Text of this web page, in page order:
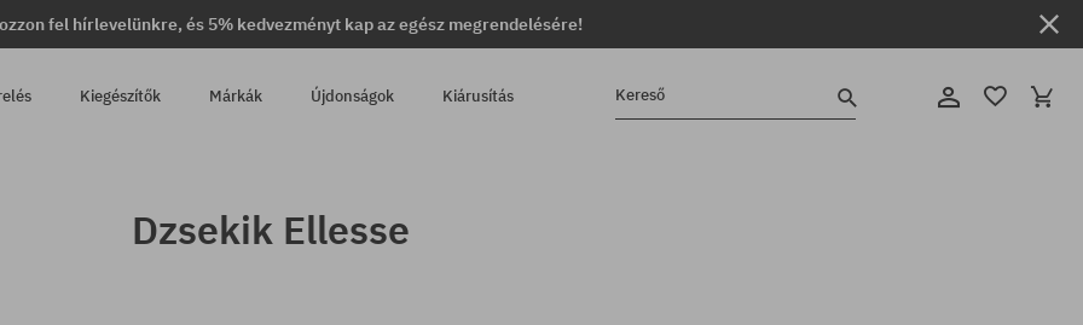
fel hírlevelünkre, és 5% kedvezményt kap az egész megrendelésére!
Kiegészítők Márkák Újdonságok Kiárusítás Kereső
Dzsekik Ellesse